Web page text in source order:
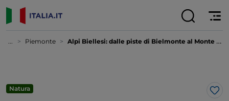
... Piemonte Alpi Biellesi: dalle piste di Bielmonte al Monte Sacro di Oropa
Natura